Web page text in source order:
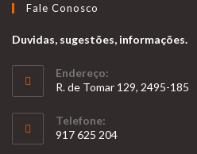
Fale Conosco
Duvidas, sugestões, informações.
Endereço:
R. de Tomar 129, 2495-185
Telefone:
917 625 204